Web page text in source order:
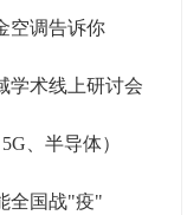
空调告诉你
学术线上研讨会
、半导体）
全国战"疫"